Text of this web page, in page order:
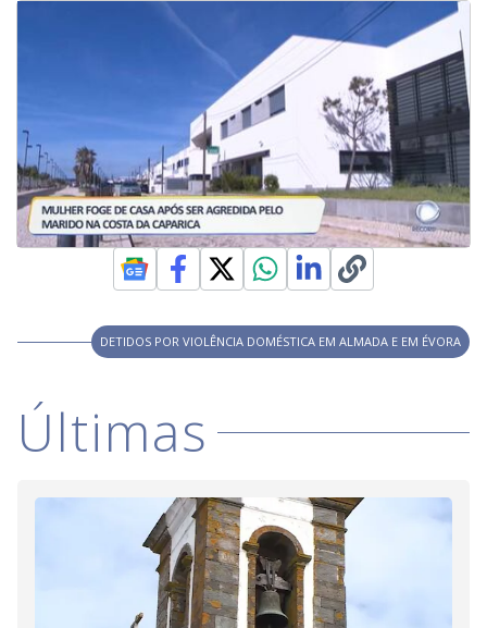
DETIDOS POR VIOLÊNCIA DOMÉSTICA EM ALMADA E EM ÉVORA
Últimas